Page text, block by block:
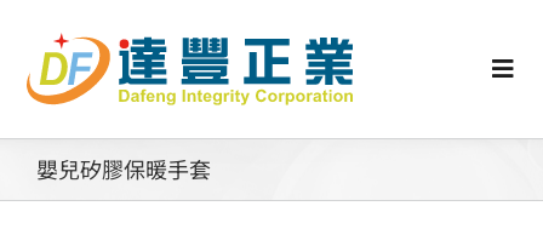
content
認識矽膠
嬰兒矽膠保暖手套